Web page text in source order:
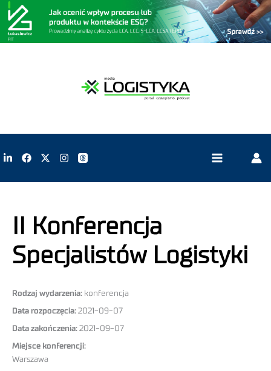
II Konferencja
Specjalistów Logistyki
Rodzaj wydarzenia: konferencja
Data rozpoczęcia: 2021-09-07
Data zakończenia: 2021-09-07
Miejsce konferencji:
Warszawa